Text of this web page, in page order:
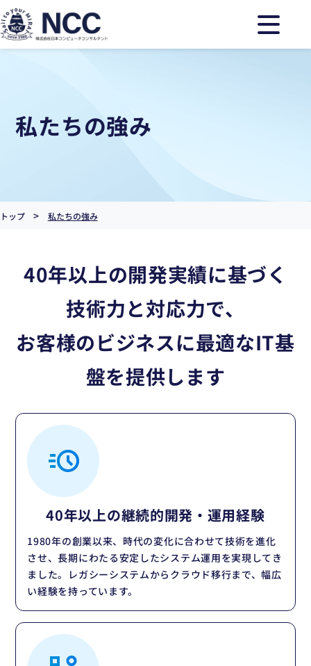
私たちの強み
トップ > 私たちの強み
40年以上の開発実績に基づく
技術力と対応力で、
お客様のビジネスに最適なIT基
盤を提供します
40年以上の継続的開発・運用経験
1980年の創業以来、時代の変化に合わせて技術を進化
させ、長期にわたる安定したシステム運用を実現してき
ました。レガシーシステムからクラウド移行まで、幅広
い経験を持っています。